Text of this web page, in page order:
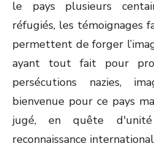
le pays plusieurs
réfugiés, les témoignages
permettent de forger
ayant tout fait pour
persécutions nazies,
bienvenue pour ce pays
jugé, en quête
reconnaissance